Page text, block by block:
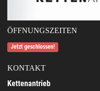
ÖFFNUNGSZEITEN
Jetzt geschlossen!
KONTAKT
Kettenantrieb